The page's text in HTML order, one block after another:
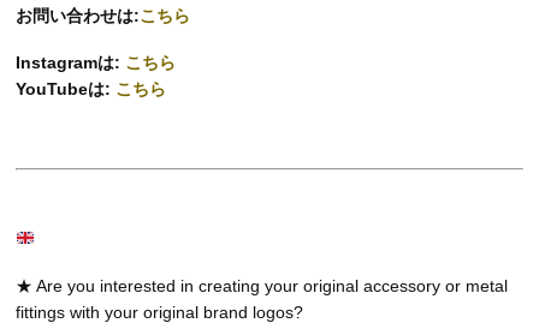
お問い合わせは:こちら
Instagramは: こちら
YouTubeは: こちら
★ Are you interested in creating your original accessory or metal
fittings with your original brand logos?